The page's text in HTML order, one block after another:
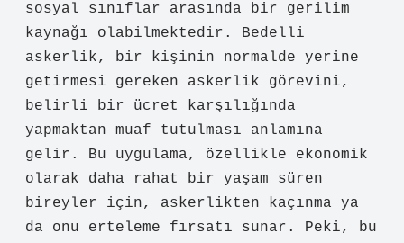
sosyal sınıflar arasında bir gerilim
kaynağı olabilmektedir. Bedelli
askerlik, bir kişinin normalde yerine
getirmesi gereken askerlik görevini,
belirli bir ücret karşılığında
yapmaktan muaf tutulması anlamına
gelir. Bu uygulama, özellikle ekonomik
olarak daha rahat bir yaşam süren
bireyler için, askerlikten kaçınma ya
da onu erteleme fırsatı sunar. Peki, bu